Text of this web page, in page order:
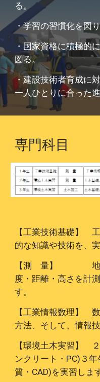
る。
・学習の習慣化を図
・国家資格に積極的
図る。
・建設技術者育成に
一人ひとりに合った
専門科目
【工業技術基礎】
的な知識や技術を、
【測 量】 地図
度・距離・高さを計
す。
【工業情報数理】
方法、そして、情報
【環境土木実習】
ンクリート・PC)３
質・CAD)を実習しま